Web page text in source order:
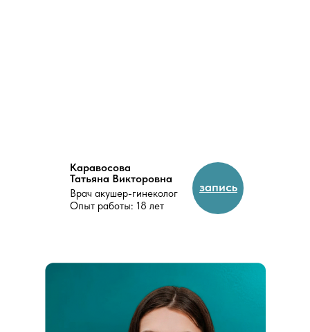
Каравосова
Татьяна Викторовна
Опыт работы: 18 лет
запись
Врач акушер-гинеколог